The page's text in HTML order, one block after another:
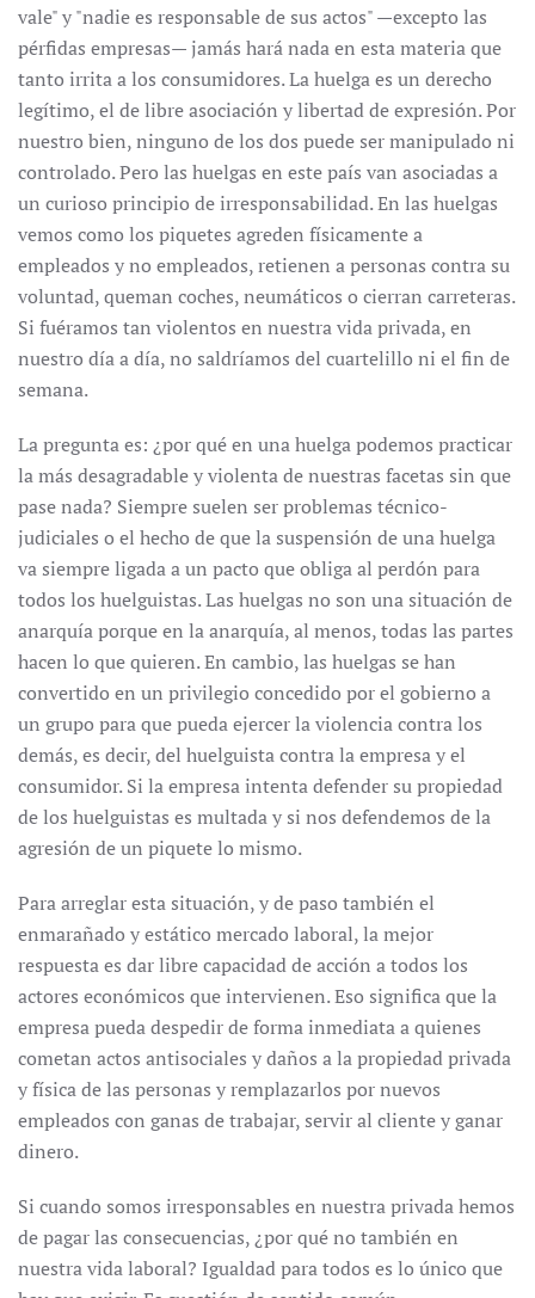
vale" y "nadie es responsable de sus actos" —excepto las
pérfidas empresas— jamás hará nada en esta materia que
tanto irrita a los consumidores. La huelga es un derecho
legítimo, el de libre asociación y libertad de expresión. Por
nuestro bien, ninguno de los dos puede ser manipulado ni
controlado. Pero las huelgas en este país van asociadas a
un curioso principio de irresponsabilidad. En las huelgas
vemos como los piquetes agreden físicamente a
empleados y no empleados, retienen a personas contra su
voluntad, queman coches, neumáticos o cierran carreteras.
Si fuéramos tan violentos en nuestra vida privada, en
nuestro día a día, no saldríamos del cuartelillo ni el fin de
semana.
La pregunta es: ¿por qué en una huelga podemos practicar
la más desagradable y violenta de nuestras facetas sin que
pase nada? Siempre suelen ser problemas técnico-
judiciales o el hecho de que la suspensión de una huelga
va siempre ligada a un pacto que obliga al perdón para
todos los huelguistas. Las huelgas no son una situación de
anarquía porque en la anarquía, al menos, todas las partes
hacen lo que quieren. En cambio, las huelgas se han
convertido en un privilegio concedido por el gobierno a
un grupo para que pueda ejercer la violencia contra los
demás, es decir, del huelguista contra la empresa y el
consumidor. Si la empresa intenta defender su propiedad
de los huelguistas es multada y si nos defendemos de la
agresión de un piquete lo mismo.
Para arreglar esta situación, y de paso también el
enmarañado y estático mercado laboral, la mejor
respuesta es dar libre capacidad de acción a todos los
actores económicos que intervienen. Eso significa que la
empresa pueda despedir de forma inmediata a quienes
cometan actos antisociales y daños a la propiedad privada
y física de las personas y remplazarlos por nuevos
empleados con ganas de trabajar, servir al cliente y ganar
dinero.
Si cuando somos irresponsables en nuestra privada hemos
de pagar las consecuencias, ¿por qué no también en
nuestra vida laboral? Igualdad para todos es lo único que